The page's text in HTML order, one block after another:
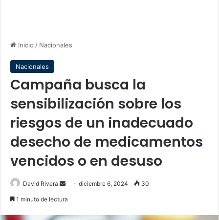
Inicio / Nacionales
Nacionales
Campaña busca la
sensibilización sobre los
riesgos de un inadecuado
desecho de medicamentos
vencidos o en desuso
David Rivera
Senddiciembre 6, 2024 30
1 minuto de lectura